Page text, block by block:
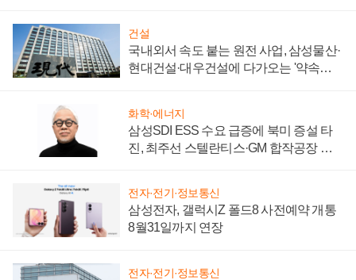
건설
국내외서 속도 붙는 원전 사업, 삼성물산·
현대건설·대우건설에 다가오는 '약속의
화학·에너지
삼성SDI ESS 수요 급증에 북미 증설 타
진, 최주선 스텔란티스·GM 합작공장 건
전자·전기·정보통신
삼성전자, 갤럭시Z 폴드8 사전예약 개통
8월31일까지 연장
전자·전기·정보통신